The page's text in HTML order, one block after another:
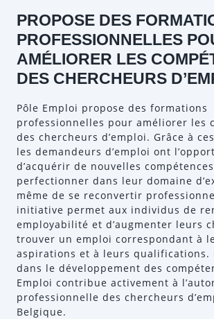
PROPOSE DES
PROFESSIONNELLES
AMÉLIORER LES
DES CHERCHEURS
Pôle Emploi propose des formations
professionnelles pour améliorer les
des chercheurs d’emploi. Grâce à
les demandeurs d’emploi ont
d’acquérir de nouvelles
perfectionner dans leur domaine
même de se reconvertir
initiative permet aux individus de
employabilité et d’augmenter leurs
trouver un emploi correspondant à
aspirations et à leurs qualifications.
dans le développement des
Emploi contribue activement à
professionnelle des chercheurs
Belgique.